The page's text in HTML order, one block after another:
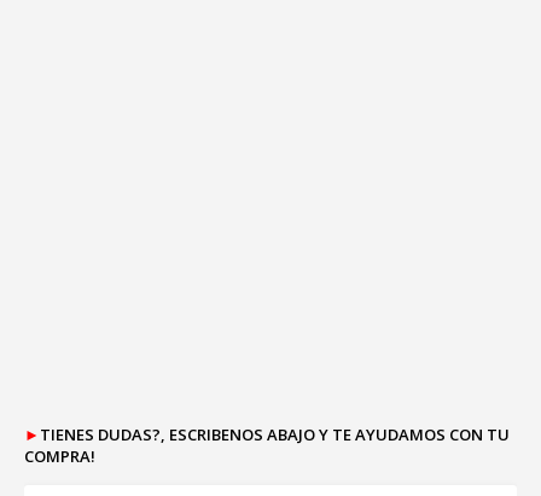
► TIENES DUDAS?, ESCRIBENOS ABAJO Y TE AYUDAMOS CON TU
COMPRA!